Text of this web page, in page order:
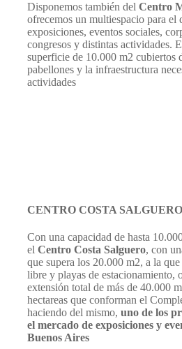
Disponemos también del Centro
ofrecemos un multiespacio para el
exposiciones, eventos sociales,
congresos y distintas actividades.
superficie de 10.000 m2 cubiertos
pabellones y la infraestructura
actividades
CENTRO COSTA SALGUERO
Con una capacidad de hasta
el Centro Costa Salguero, con
que supera los 20.000 m2, a la que
libre y playas de estacionamiento,
extensión total de más de 40.000
hectareas que conforman el
haciendo del mismo, uno de los
el mercado de exposiciones y
Buenos Aires